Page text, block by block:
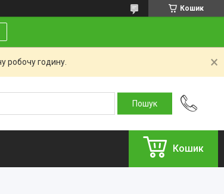
Кошик
робочу годину.
Кошик